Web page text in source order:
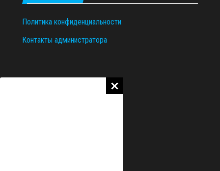
Политика конфиденциальности
Контакты администратора